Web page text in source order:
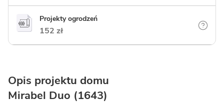
Projekty ogrodzeń
152 zł
Opis projektu domu
Mirabel Duo (1643)